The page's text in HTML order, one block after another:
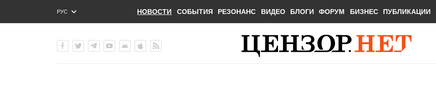
РУС
ENG
НОВОСТИ СОБЫТИЯ РЕЗОНАНС ВИДЕО БЛОГИ ФОРУМ БИЗНЕС ПУБЛИКАЦИИ